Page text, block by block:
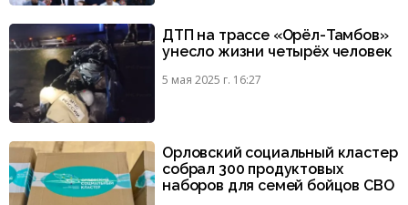
ДТП на трассе «Орёл-Тамбов»
унесло жизни четырёх человек
5 мая 2025 г. 16:27
Орловский социальный кластер
собрал 300 продуктовых
наборов для семей бойцов СВО